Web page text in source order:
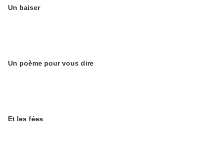
Un baiser
Un poème pour vous dire
Et les fées